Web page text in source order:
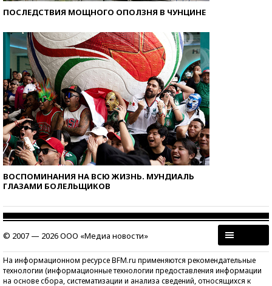
ПОСЛЕДСТВИЯ МОЩНОГО ОПОЛЗНЯ В ЧУНЦИНЕ
ВОСПОМИНАНИЯ НА ВСЮ ЖИЗНЬ. МУНДИАЛЬ
ГЛАЗАМИ БОЛЕЛЬЩИКОВ
© 2007 — 2026 ООО «Медиа новости»
На информационном ресурсе BFM.ru применяются рекомендательные
технологии (информационные технологии предоставления информации
на основе сбора, систематизации и анализа сведений, относящихся к